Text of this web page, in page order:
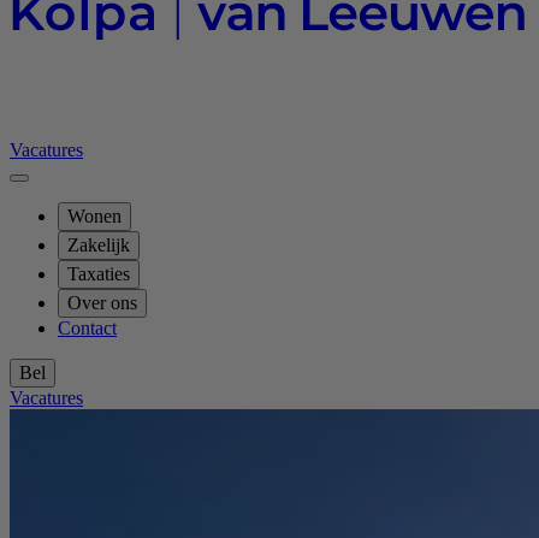
Vacatures
Wonen
Zakelijk
Taxaties
Over ons
Contact
Bel
Vacatures